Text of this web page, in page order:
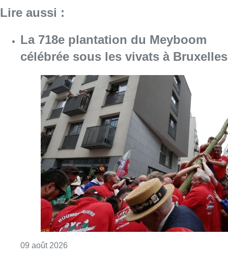
Lire aussi :
La 718e plantation du Meyboom
célébrée sous les vivats à Bruxelles
09 août 2026